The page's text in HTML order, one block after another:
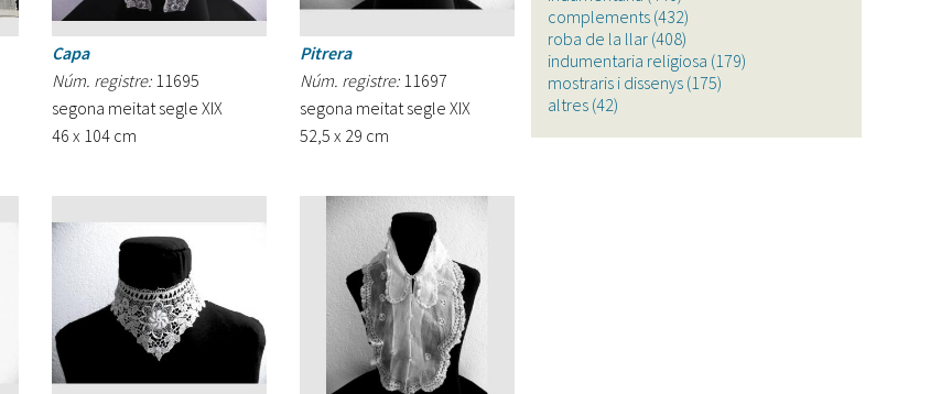
Capa
Núm. registre: 11695
segona meitat segle XIX
46 x 104 cm
Pitrera
Núm. registre: 11697
segona meitat segle XIX
52,5 x 29 cm
indumentària
filter
complements (432)
filter
roba de la llar (408)
roba
de
indumentaria religiosa (179)
mostraris i dissenys (175)
altres (42)